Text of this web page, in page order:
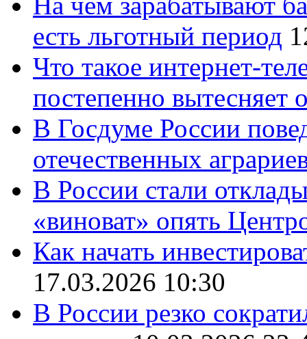
есть льготный период
Что такое интернет-
постепенно вытесняет
В Госдуме России
отечественных
В России стали
«виноват» опять
Как начать
17.03.2026 10:30
В России резко